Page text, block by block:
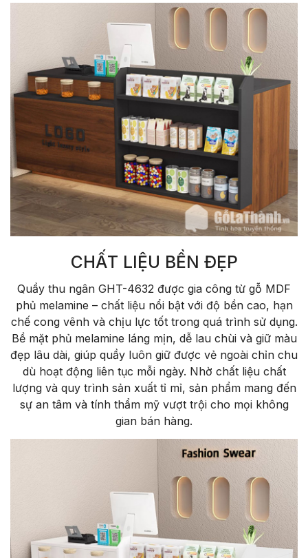
CHẤT LIỆU BỀN ĐẸP
Quầy thu ngân GHT-4632 được gia công từ gỗ MDF
phủ melamine – chất liệu nổi bật với độ bền cao, hạn
chế cong vênh và chịu lực tốt trong quá trình sử dụng.
Bề mặt phủ melamine láng mịn, dễ lau chùi và giữ màu
đẹp lâu dài, giúp quầy luôn giữ được vẻ ngoài chỉn chu
dù hoạt động liên tục mỗi ngày. Nhờ chất liệu chất
lượng và quy trình sản xuất tỉ mỉ, sản phẩm mang đến
sự an tâm và tính thẩm mỹ vượt trội cho mọi không
gian bán hàng.